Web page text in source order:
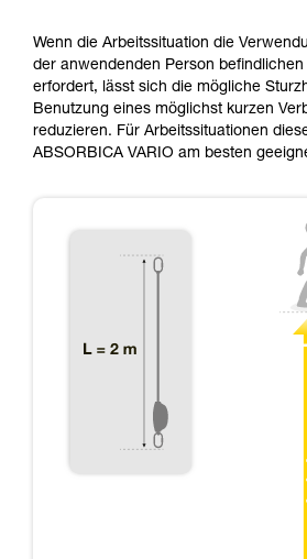
Wenn die Arbeitssituation die
der anwendenden Person
erfordert, lässt sich die mögliche
Benutzung eines möglichst kurzen
reduzieren. Für Arbeitssituationen
ABSORBICA VARIO am besten